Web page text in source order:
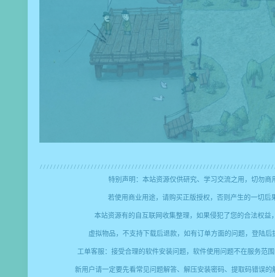
特别声明：本站资源仅供研究、学习交流之用，切勿商
若使用商业用途，请购买正版授权，否则产生的一切后
本站资源有的自互联网收集整理，如果侵犯了您的合法权益
虚拟物品，不支持下载后退款，如有订单方面的问题，登陆后
工单客服：接受合理的软件安装问题，软件使用问题不在服务范
新用户请一定要先看常见问题解答、解压安装密码、提取码错误